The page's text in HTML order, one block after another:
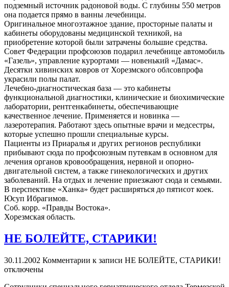
подземный источник радоновой воды. С глубины 550 метров
она подается прямо в ванны лечебницы.
Оригинальное многоэтажное здание, просторные палаты и
кабинеты оборудованы медицинской техникой, на
приобретение которой были затрачены большие средства.
Совет Федерации профсоюзов подарил лечебнице автомобиль
«Газель», управление курортами — новенький «Дамас».
Десятки хивинских ковров от Хорезмского облсовпрофа
украсили полы палат.
Лечебно-диагностическая база — это кабинеты
функциональной диагностики, клинические и биохимические
лаборатории, рентгенкабинеты, обеспечивающие
качественное лечение. Применяется и новинка —
лазеротерапия. Работают здесь опытные врачи и медсестры,
которые успешно прошли специальные курсы.
Пациенты из Приаралья и других регионов республики
прибывают сюда по профсоюзным путевкам в основном для
лечения органов кровообращения, нервной и опорно-
двигательной систем, а также гинекологических и других
заболеваний. На отдых и лечение приезжают сюда и семьями.
В перспективе «Ханка» будет расширяться до пятисот коек.
Юсуп Ибрагимов.
Соб. корр. «Правды Востока».
Хорезмская область.
НЕ БОЛЕЙТЕ, СТАРИКИ!
30.11.2002 Комментарии к записи НЕ БОЛЕЙТЕ, СТАРИКИ!
отключены